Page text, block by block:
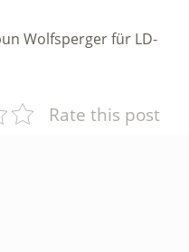
Wolfsperger für LD-
Rate this post